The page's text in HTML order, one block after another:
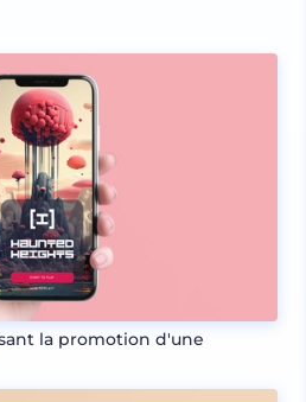
la promotion d'une